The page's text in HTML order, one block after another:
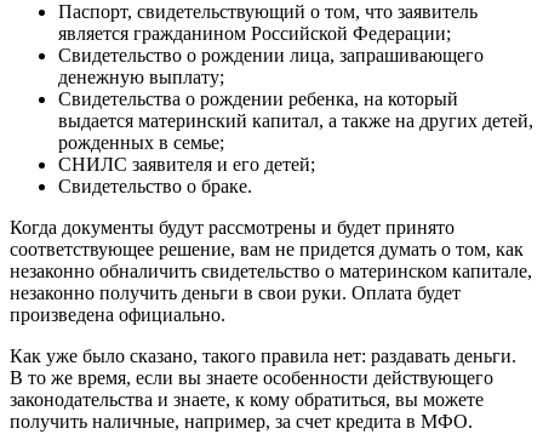
Паспорт, свидетельствующий о том, что заявитель
является гражданином Российской Федерации;
Свидетельство о рождении лица, запрашивающего
денежную выплату;
Свидетельства о рождении ребенка, на который
выдается материнский капитал, а также на других детей,
рожденных в семье;
СНИЛС заявителя и его детей;
Свидетельство о браке.
Когда документы будут рассмотрены и будет принято
соответствующее решение, вам не придется думать о том, как
незаконно обналичить свидетельство о материнском капитале,
незаконно получить деньги в свои руки. Оплата будет
произведена официально.
Как уже было сказано, такого правила нет: раздавать деньги.
В то же время, если вы знаете особенности действующего
законодательства и знаете, к кому обратиться, вы можете
получить наличные, например, за счет кредита в МФО.